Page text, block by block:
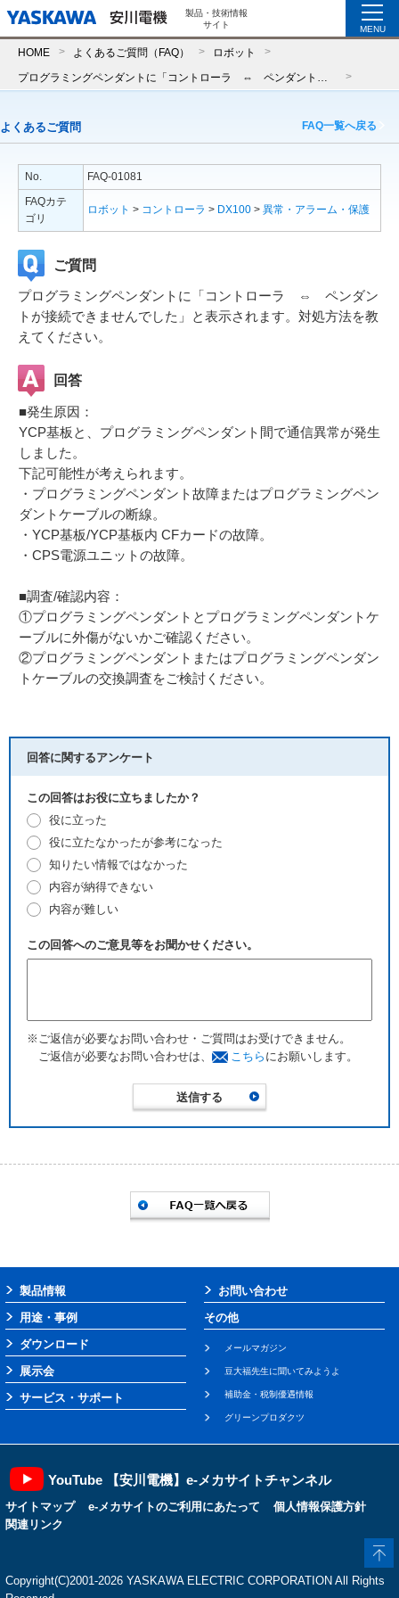
製品・技術情報
サイト
MENU
HOME よくあるご質問（FAQ） ロボット
よくあるご質問 FAQ一覧へ戻る
No.
FAQ-01081
FAQカテ
ゴリ
ロボット > コントローラ > DX100 > 異常・アラーム・保護
ご質問
プログラミングペンダントに「コントローラ ⇔ ペンダン
トが接続できませんでした」と表示されます。対処方法を教
えてください。
回答
■発生原因：
YCP基板と、プログラミングペンダント間で通信異常が発生
しました。
下記可能性が考えられます。
・プログラミングペンダント故障またはプログラミングペン
ダントケーブルの断線。
・YCP基板/YCP基板内 CFカードの故障。
・CPS電源ユニットの故障。
■調査/確認内容：
①プログラミングペンダントとプログラミングペンダントケ
ーブルに外傷がないかご確認ください。
②プログラミングペンダントまたはプログラミングペンダン
トケーブルの交換調査をご検討ください。
回答に関するアンケート
この回答はお役に立ちましたか？
役に立った
役に立たなかったが参考になった
知りたい情報ではなかった
内容が納得できない
内容が難しい
この回答へのご意見等をお聞かせください。
※ご返信が必要なお問い合わせ・ご質問はお受けできません。
ご返信が必要なお問い合わせは、
こちら にお願いします。
製品情報
用途・事例
ダウンロード
展示会
サービス・サポート
お問い合わせ
その他
メールマガジン
豆大福先生に聞いてみようよ
補助金・税制優遇情報
グリーンプロダクツ
YouTube 【安川電機】e-メカサイトチャンネル
サイトマップ e-メカサイトのご利用にあたって
個人情報保護方針
関連リンク
Copyright(C)2001‐2026 YASKAWA ELECTRIC CORPORATION All Rights